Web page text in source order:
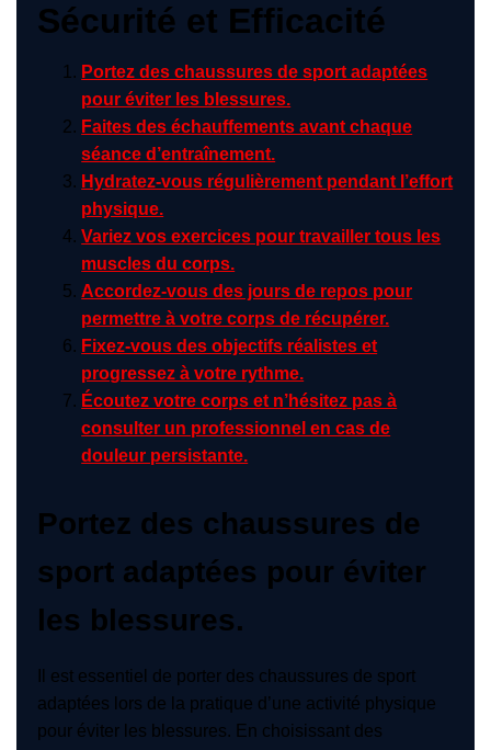
Sécurité et Efficacité
Portez des chaussures de sport adaptées
pour éviter les blessures.
Faites des échauffements avant chaque
séance d’entraînement.
Hydratez-vous régulièrement pendant l’effort
physique.
Variez vos exercices pour travailler tous les
muscles du corps.
Accordez-vous des jours de repos pour
permettre à votre corps de récupérer.
Fixez-vous des objectifs réalistes et
progressez à votre rythme.
Écoutez votre corps et n’hésitez pas à
consulter un professionnel en cas de
douleur persistante.
Portez des chaussures de
sport adaptées pour éviter
les blessures.
Il est essentiel de porter des chaussures de sport
adaptées lors de la pratique d’une activité physique
pour éviter les blessures. En choisissant des